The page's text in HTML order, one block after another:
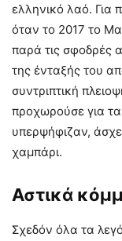
ελληνικό λαό. Για
όταν το 2017 το
παρά τις σφοδρές
της ένταξής του
συντριπτική
προχωρούσε για
υπερψήφιζαν,
χαμπάρι.
Αστικά
Σχεδόν όλα τα